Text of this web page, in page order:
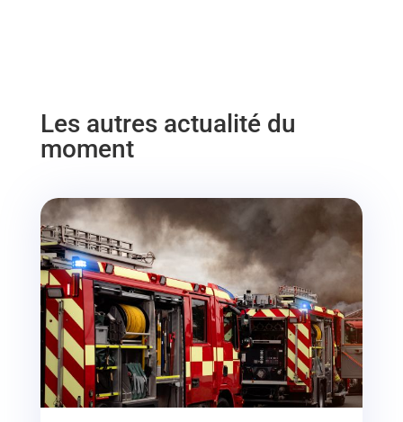
Les autres actualité du
moment